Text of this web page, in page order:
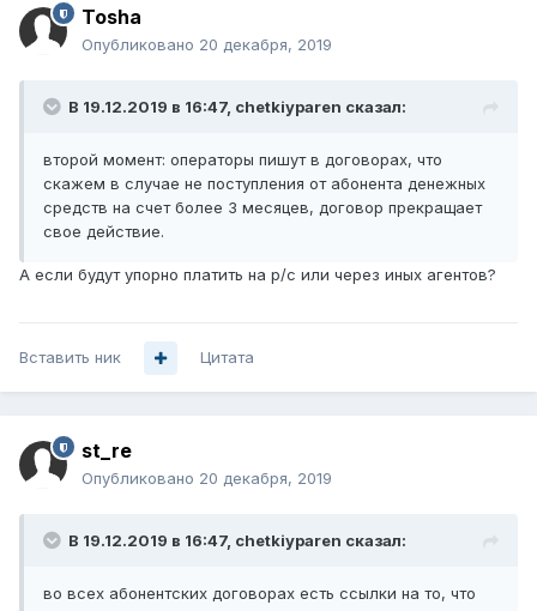
Tosha
Опубликовано 20 декабря, 2019
В 19.12.2019 в 16:47, chetkiyparen сказал:
второй момент: операторы пишут в договорах, что
скажем в случае не поступления от абонента денежных
средств на счет более 3 месяцев, договор прекращает
свое действие.
А если будут упорно платить на р/с или через иных агентов?
Вставить ник Цитата
st_re
Опубликовано 20 декабря, 2019
В 19.12.2019 в 16:47, chetkiyparen сказал:
во всех абонентских договорах есть ссылки на то, что